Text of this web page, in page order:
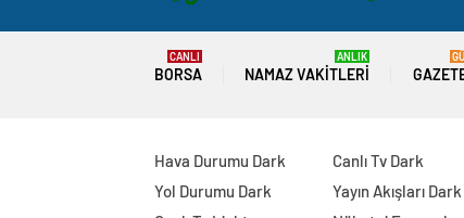
HABER: YAĞMUR BERİL VAROL –
açılışta yaptığı konuşmada,
aşkıyla birbirine kenetlenen 4